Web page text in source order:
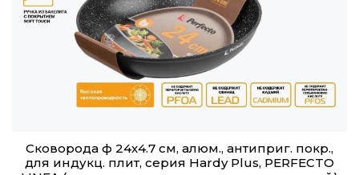
Сковорода ф 24х4.7 см, алюм., антиприг. покр.,
для индукц. плит, серия Hardy Plus, PERFECTO